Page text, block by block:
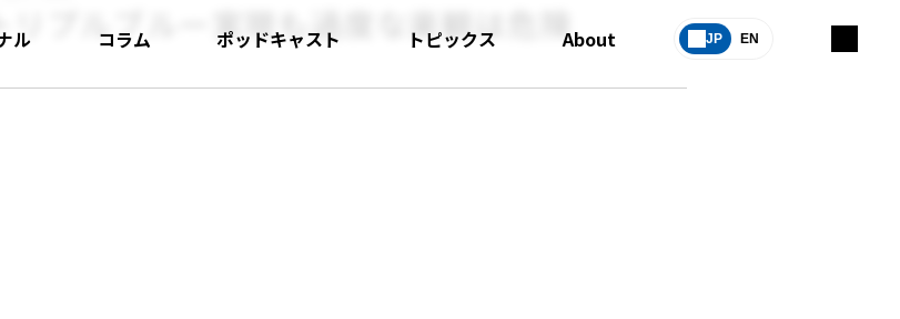
ル コラム ポッドキャスト トピックス About JP EN
プルブルー実現も過度な楽観は危険